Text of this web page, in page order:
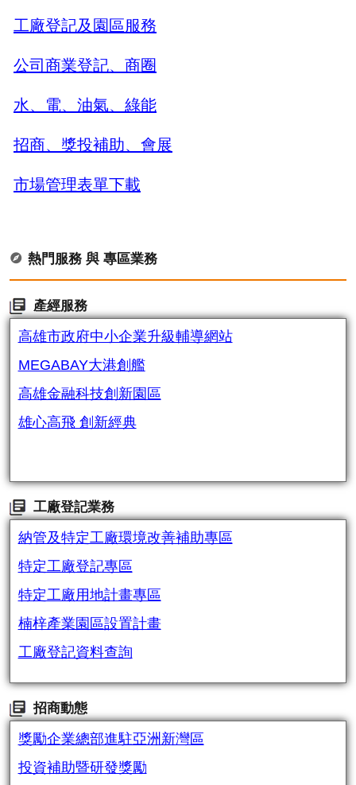
工廠登記及園區服務
公司商業登記、商圈
水、電、油氣、綠能
招商、獎投補助、會展
市場管理表單下載
熱門服務 與 專區業務
產經服務
高雄市政府中小企業升級輔導網站
MEGABAY大港創艦
高雄金融科技創新園區
雄心高飛 創新經典
工廠登記業務
納管及特定工廠環境改善補助專區
特定工廠登記專區
特定工廠用地計畫專區
楠梓產業園區設置計畫
工廠登記資料查詢
招商動態
獎勵企業總部進駐亞洲新灣區
投資補助暨研發獎勵